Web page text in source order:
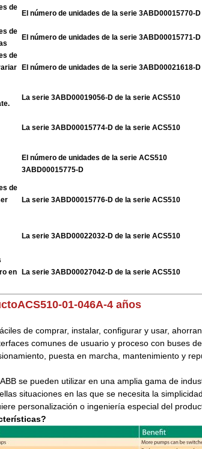
de
El número de unidades de la serie 3ABD00015770-D
de
El número de unidades de la serie 3ABD00015771-D
de
El número de unidades de la serie 3ABD00021618-D
La serie 3ABD00019056-D de la serie ACS510
La serie 3ABD00015774-D de la serie ACS510
El número de unidades de la serie ACS510
3ABD00015775-D
de
La serie 3ABD00015776-D de la serie ACS510
La serie 3ABD00022032-D de la serie ACS510
en
La serie 3ABD00027042-D de la serie ACS510
ACS510-01-046A-4 años
de comprar, instalar, configurar y usar,
comunes de usuario y proceso con buses
puesta en marcha, mantenimiento y
se pueden utilizar en una amplia gama de
situaciones en las que se necesita la
personalización o ingeniería especial del